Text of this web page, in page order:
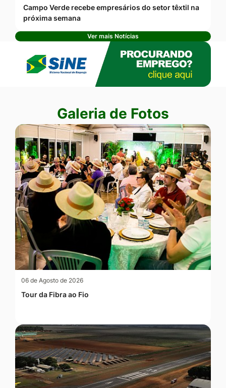
Campo Verde recebe empresários do setor têxtil na
próxima semana
Ver mais Notícias
Seção Galeria de Fotos
Galeria de Fotos
06 de Agosto de 2026
Tour da Fibra ao Fio